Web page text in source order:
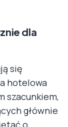
dla
się
hotelowa
szacunkiem,
głównie
o